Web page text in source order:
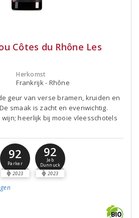
Côtes du Rhône Les
Herkomst
Frankrijk - Rhône
geur van verse bramen, kruiden en
smaak is zacht en evenwichtig.
heerlijk bij mooie vleesschotels
92
Parker
2023
92
Jeb
Dunnuck
2023